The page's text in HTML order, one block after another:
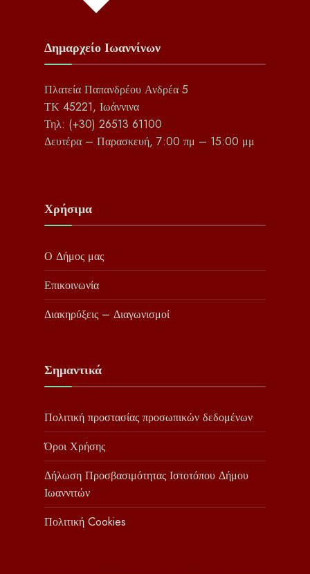
Δημαρχείο Ιωαννίνων
Πλατεία Παπανδρέου Ανδρέα 5
ΤΚ 45221, Ιωάννινα
Τηλ: (+30) 26513 61100
Δευτέρα – Παρασκευή, 7:00 πμ – 15:00 μμ
Χρήσιμα
Ο Δήμος μας
Επικοινωνία
Διακηρύξεις – Διαγωνισμοί
Σημαντικά
Πολιτική προστασίας προσωπικών δεδομένων
Όροι Χρήσης
Δήλωση Προσβασιμότητας Ιστοτόπου Δήμου
Ιωαννιτών
Πολιτική Cookies